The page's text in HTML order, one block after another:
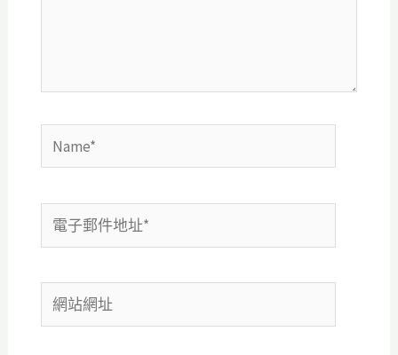
Name*
電
子
件
地
網
站